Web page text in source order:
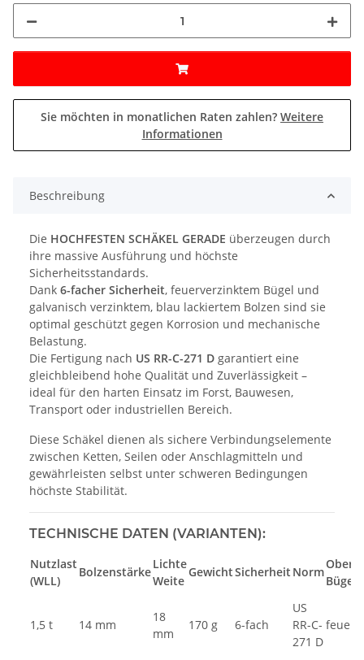
Sie möchten in monatlichen Raten zahlen? Weitere
Informationen
Beschreibung
Die HOCHFESTEN SCHÄKEL GERADE überzeugen durch
ihre massive Ausführung und höchste
Sicherheitsstandards.
Dank 6-facher Sicherheit, feuerverzinktem Bügel und
galvanisch verzinktem, blau lackiertem Bolzen sind sie
optimal geschützt gegen Korrosion und mechanische
Belastung.
Die Fertigung nach US RR-C-271 D garantiert eine
gleichbleibend hohe Qualität und Zuverlässigkeit –
ideal für den harten Einsatz im Forst, Bauwesen,
Transport oder industriellen Bereich.
Diese Schäkel dienen als sichere Verbindungselemente
zwischen Ketten, Seilen oder Anschlagmitteln und
gewährleisten selbst unter schweren Bedingungen
höchste Stabilität.
TECHNISCHE DATEN (VARIANTEN):
Nutzlast
(WLL)
Bolzenstärke
Lichte
Weite
GewichtSicherheit Norm
Bügel
1,5 t 14 mm
18
mm
170 g 6-fach
US
RR-C-
271 D